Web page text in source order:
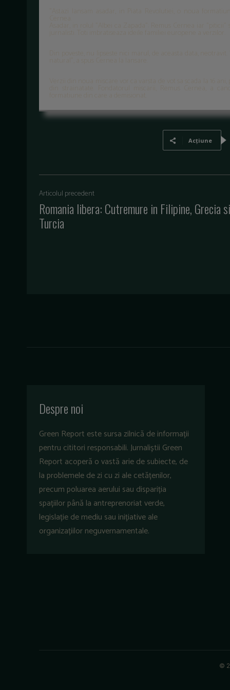
Acțiune
Articolul precedent
Romania libera: Cutremure in Filipine, Grecia si
Turcia
Despre noi
Green Report este sursa zilnică de informații
pentru cititori responsabili. Jurnaliștii Green
Report acoperă o vastă arie de subiecte, de
la problemele de zi cu zi ale cetățenilor,
precum poluarea aerului sau dispariția
spațiilor până la antreprenoriat verde,
legislație de mediu sau inițiative ale
organizațiilor neguvernamentale.
©